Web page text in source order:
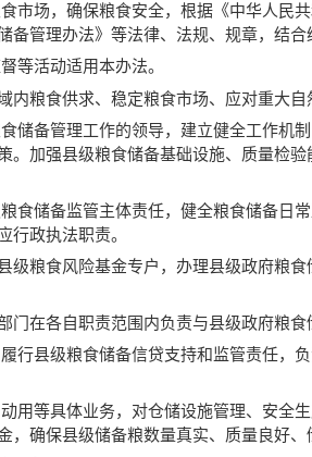
市场，确保粮食安全，根据《中华人民
管理办法》等法律、法规、规章，结合
等活动适用本办法。
粮食供求、稳定粮食市场、应对重大自
储备管理工作的领导，建立健全工作机
加强县级粮食储备基础设施、质量检
食储备监管主体责任，健全粮食储备日
行政执法职责。
粮食风险基金专户，办理县级政府粮
在各自职责范围内负责与县级政府粮食
行县级粮食储备信贷支持和监管责任，
用等具体业务，对仓储设施管理、安全
确保县级储备粮数量真实、质量良好、